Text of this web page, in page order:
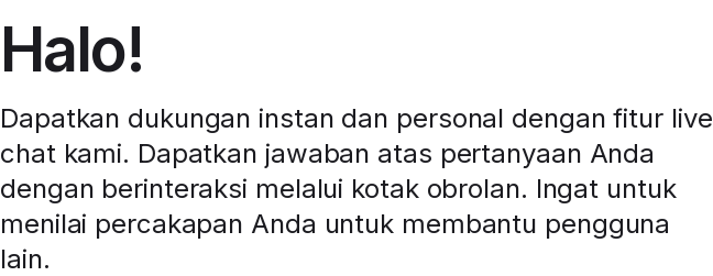
Halo!
Dapatkan dukungan instan dan personal dengan fitur live
chat kami. Dapatkan jawaban atas pertanyaan Anda
dengan berinteraksi melalui kotak obrolan. Ingat untuk
menilai percakapan Anda untuk membantu pengguna
lain.